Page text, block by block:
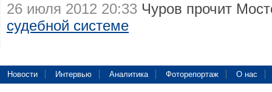
26 июля 2012 20:33 Чуров прочит
судебной системе
Новости Интервью Аналитика Фоторепортаж О нас